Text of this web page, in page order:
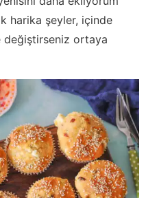
harika şeyler, içinde
değiştirseniz ortaya